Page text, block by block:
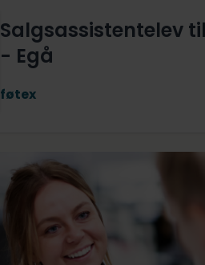
Salgsassistentelev
- Egå
føtex